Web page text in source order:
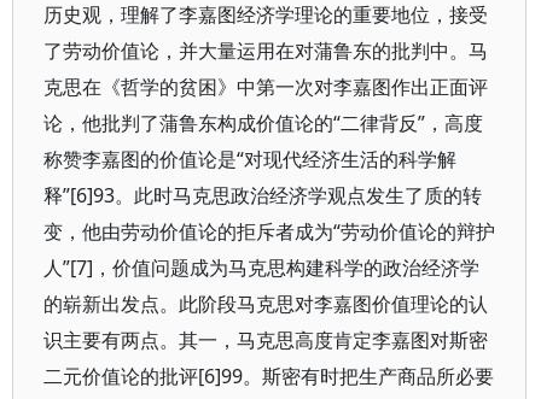
历史观，理解了李嘉图经济学理论的重要地位，接受
了劳动价值论，并大量运用在对蒲鲁东的批判中。马
克思在《哲学的贫困》中第一次对李嘉图作出正面评
论，他批判了蒲鲁东构成价值论的“二律背反”，高度
称赞李嘉图的价值论是“对现代经济生活的科学解
释”[6]93。此时马克思政治经济学观点发生了质的转
变，他由劳动价值论的拒斥者成为“劳动价值论的辩护
人”[7]，价值问题成为马克思构建科学的政治经济学
的崭新出发点。此阶段马克思对李嘉图价值理论的认
识主要有两点。其一，马克思高度肯定李嘉图对斯密
二元价值论的批评[6]99。斯密有时把生产商品所必要